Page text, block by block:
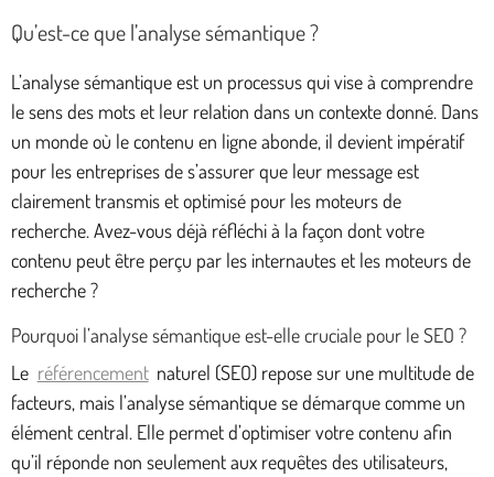
Qu’est-ce que l’analyse sémantique ?
L’analyse sémantique est un processus qui vise à comprendre
le sens des mots et leur relation dans un contexte donné. Dans
un monde où le contenu en ligne abonde, il devient impératif
pour les entreprises de s’assurer que leur message est
clairement transmis et optimisé pour les moteurs de
recherche. Avez-vous déjà réfléchi à la façon dont votre
contenu peut être perçu par les internautes et les moteurs de
recherche ?
Pourquoi l’analyse sémantique est-elle cruciale pour le SEO ?
Le référencement naturel (SEO) repose sur une multitude de
facteurs, mais l’analyse sémantique se démarque comme un
élément central. Elle permet d’optimiser votre contenu afin
qu’il réponde non seulement aux requêtes des utilisateurs,